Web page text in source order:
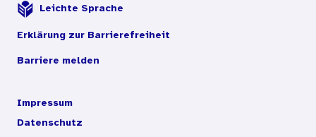
Leichte Sprache
Erklärung zur Barrierefreiheit
Barriere melden
Impressum
Datenschutz